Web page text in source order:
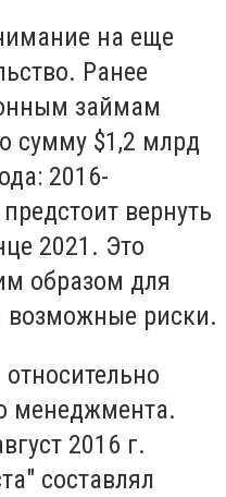
на еще
Ранее
займам
сумму $1,2 млрд
2016-
вернуть
2021. Это
образом для
риски.
менеджмента.
2016 г.
составлял